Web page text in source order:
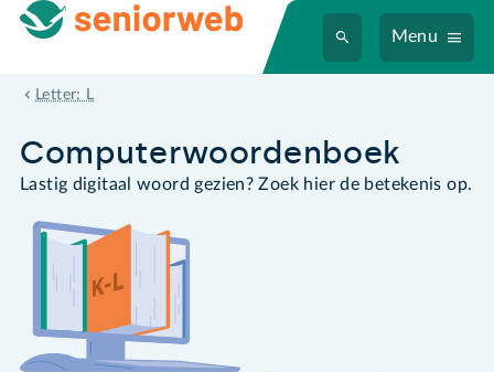
Menu
Letter: L
layers
Computer­woordenboek
Lastig digitaal woord gezien? Zoek hier de betekenis op.